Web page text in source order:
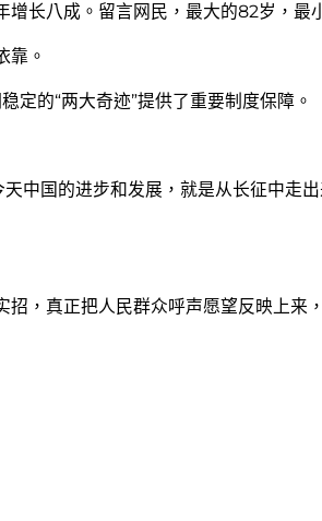
长八成。留言网民，最大的82岁，最
靠。
的“两大奇迹”提供了重要制度保障。
中国的进步和发展，就是从长征中走
，真正把人民群众呼声愿望反映上来